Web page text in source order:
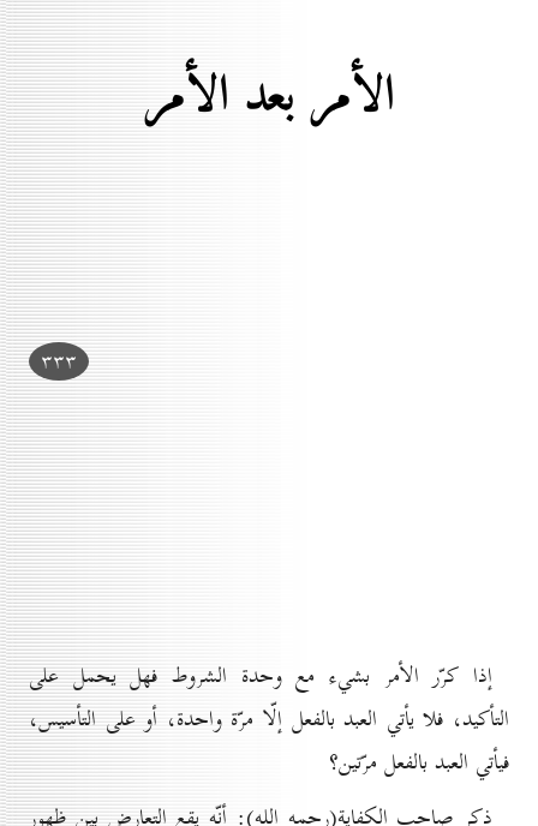
الأمر بعد الأمر
۳۳۳
إذا كرّر الأمر بشيء مع وحدة الشروط فهل يحمل على
التأكيد، فلا يأتي العبد بالفعل إلّا مرّة واحدة، أو على التأسيس،
فيأتي العبد بالفعل مرّتين؟
ذكر صاحب الكفاية(رحمه الله): أنّه يقع التعارض بين ظهور